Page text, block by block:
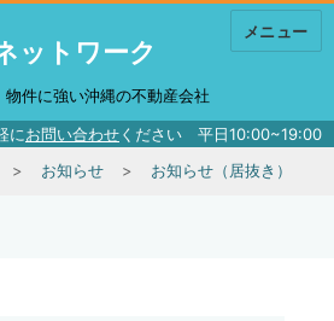
ットワーク
物件に強い沖縄の不動産会社
にお問い合わせください 平日10:00~19:00
メニュー
お知らせ お知らせ（居抜き）